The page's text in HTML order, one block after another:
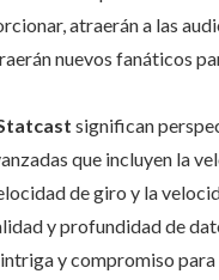
atraerán a las
nuevos fanáticos
significan
que incluyen la
de giro y la
y profundidad de
y compromiso para